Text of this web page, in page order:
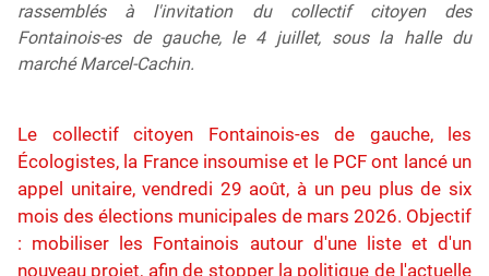
rassemblés à l'invitation du collectif citoyen des
Fontainois-es de gauche, le 4 juillet, sous la halle du
marché Marcel-Cachin.
Le collectif citoyen Fontainois-es de gauche, les
Écologistes, la France insoumise et le PCF ont lancé un
appel unitaire, vendredi 29 août, à un peu plus de six
mois des élections municipales de mars 2026. Objectif
: mobiliser les Fontainois autour d'une liste et d'un
nouveau projet, afin de stopper la politique de l'actuelle